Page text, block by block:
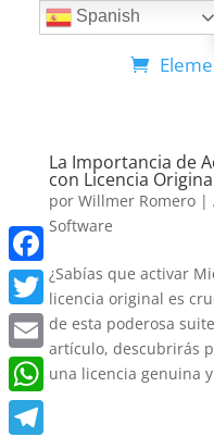
La Importancia de
con Licencia
por Willmer Romero|
Software
¿Sabías que activar
licencia original es
de esta poderosa
artículo, descubrirás
una licencia genuina
Facebook
Twitter
Email
WhatsApp
Spanish